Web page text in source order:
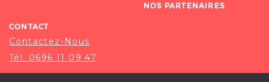
NOS PARTENAIRES
CONTACT
Contactez-Nous
Tél. 0696 11 09 47